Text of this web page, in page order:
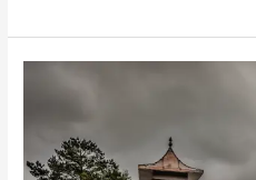
ANTIGUO
GLENFARCLAS
VUELVE